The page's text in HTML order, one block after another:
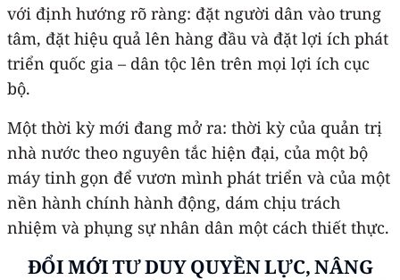
với định hướng rõ ràng: đặt người dân vào trung
tâm, đặt hiệu quả lên hàng đầu và đặt lợi ích phát
triển quốc gia – dân tộc lên trên mọi lợi ích cục
bộ.
Một thời kỳ mới đang mở ra: thời kỳ của quản trị
nhà nước theo nguyên tắc hiện đại, của một bộ
máy tinh gọn để vươn mình phát triển và của một
nền hành chính hành động, dám chịu trách
nhiệm và phụng sự nhân dân một cách thiết thực.
ĐỔI MỚI TƯ DUY QUYỀN LỰC, NÂNG